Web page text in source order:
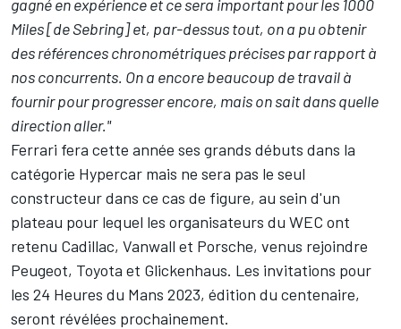
gagné en expérience et ce sera important pour les 1000
Miles [de Sebring] et, par-dessus tout, on a pu obtenir
des références chronométriques précises par rapport à
nos concurrents. On a encore beaucoup de travail à
fournir pour progresser encore, mais on sait dans quelle
direction aller."
Ferrari fera cette année ses grands débuts dans la
catégorie Hypercar mais ne sera pas le seul
constructeur dans ce cas de figure, au sein d'un
plateau pour lequel les organisateurs du WEC ont
retenu Cadillac, Vanwall et Porsche, venus rejoindre
Peugeot, Toyota et Glickenhaus. Les invitations pour
les 24 Heures du Mans 2023, édition du centenaire,
seront révélées prochainement.